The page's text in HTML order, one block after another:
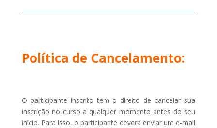
Política de Cancelamento:
O participante inscrito tem o direito de cancelar sua
inscrição no curso a qualquer momento antes do seu
início. Para isso, o participante deverá enviar um e-mail